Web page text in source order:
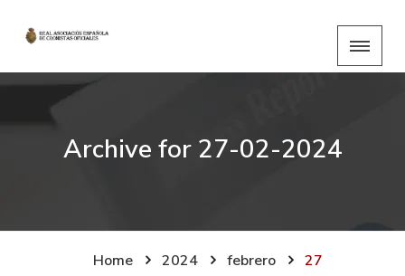
Archive for 27-02-2024
Home 2024 febrero 27